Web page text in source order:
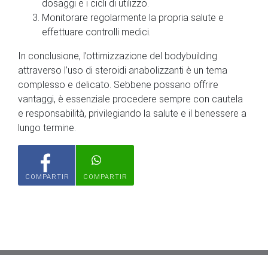
dosaggi e i cicli di utilizzo.
Monitorare regolarmente la propria salute e
effettuare controlli medici.
In conclusione, l’ottimizzazione del bodybuilding
attraverso l’uso di steroidi anabolizzanti è un tema
complesso e delicato. Sebbene possano offrire
vantaggi, è essenziale procedere sempre con cautela
e responsabilità, privilegiando la salute e il benessere a
lungo termine.
COMPARTIR COMPARTIR